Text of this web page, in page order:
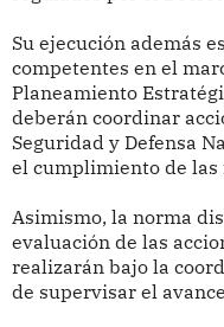
Su ejecución además
competentes en el
Planeamiento
deberán coordinar
Seguridad y Defensa
el cumplimiento de las
Asimismo, la norma
evaluación de las
realizarán bajo la
de supervisar el